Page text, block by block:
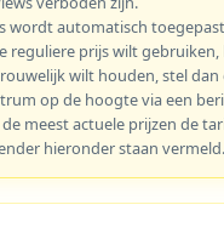
wordt automatisch
reguliere prijs wilt
wilt houden, stel dan
op de hoogte via een
meest actuele prijzen de
hieronder staan vermeld.